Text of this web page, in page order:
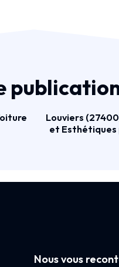
Louviers
et Esthétiques
Nous vous